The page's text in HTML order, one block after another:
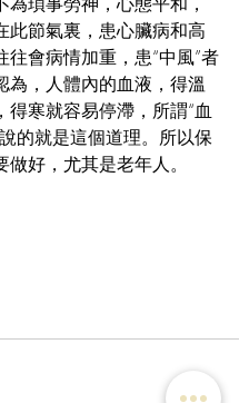
此節氣裏，患心臟病和高
往會病情加重，患“中風”者
為，人體內的血液，得溫
得寒就容易停滯，所謂“血
的就是這個道理。所以保
好，尤其是老年人。